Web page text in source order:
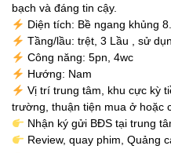
bạch và đáng tin cậy.
Diện tích: Bề ngang khủng
Tầng/lầu: trệt, 3 Lầu , sử
Công năng: 5pn, 4wc
Hướng: Nam
Vị trí trung tâm, khu cực kỳ
trường, thuận tiện mua ở hoặc
Nhận ký gửi BĐS tại trung
Review, quay phim, Quảng